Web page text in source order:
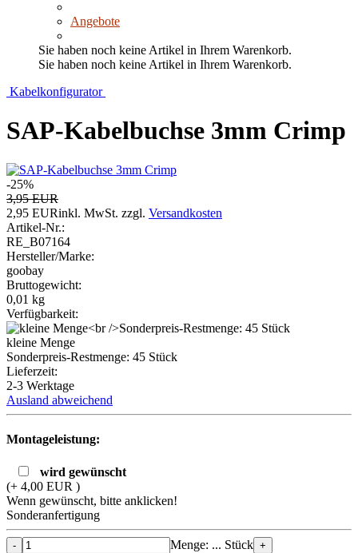
Angebote
Sie haben noch keine Artikel in Ihrem Warenkorb.
Sie haben noch keine Artikel in Ihrem Warenkorb.
Kabelkonfigurator
SAP-Kabelbuchse 3mm Crimp
-25%
3,95 EUR
2,95 EURinkl. MwSt. zzgl. Versandkosten
Artikel-Nr.:
RE_B07164
Hersteller/Marke:
goobay
Bruttogewicht:
0,01 kg
Verfügbarkeit:
kleine Menge
Sonderpreis-Restmenge: 45 Stück
Lieferzeit:
2-3 Werktage
Ausland abweichend
Montageleistung:
wird gewünscht
(+ 4,00 EUR )
Wenn gewünscht, bitte anklicken!
Sonderanfertigung
- Menge: ... Stück +